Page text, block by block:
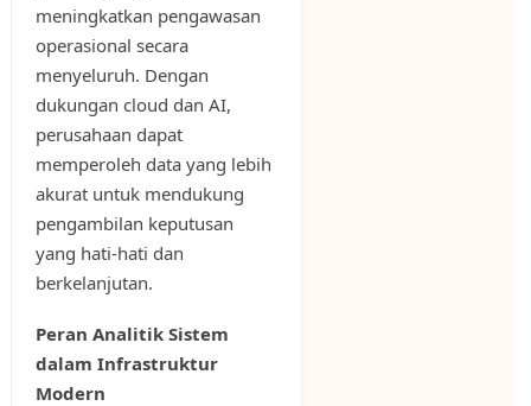
meningkatkan pengawasan
operasional secara
menyeluruh. Dengan
dukungan cloud dan AI,
perusahaan dapat
memperoleh data yang lebih
akurat untuk mendukung
pengambilan keputusan
yang hati-hati dan
berkelanjutan.
Peran Analitik Sistem
dalam Infrastruktur
Modern